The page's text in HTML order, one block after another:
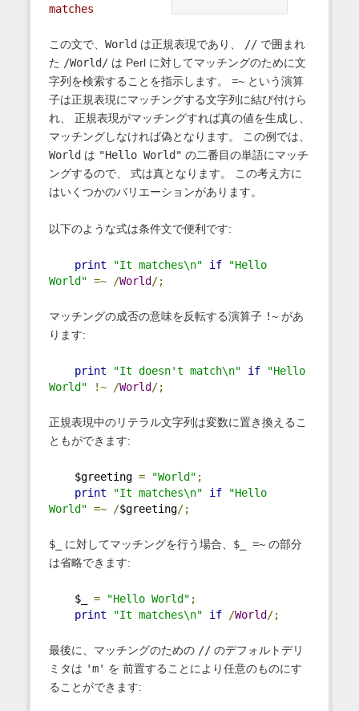
matches
この文で、 World は正規表現であり、 //で囲まれ
た /World/は Perl に対してマッチングのために文
字列を検索することを指示します。 =~という演算
子は正規表現にマッチングする文字列に結び付けら
れ、 正規表現がマッチングすれば真の値を生成し、
マッチングしなければ偽となります。 この例では、
World は "Hello World" の二番目の単語にマッチ
ングするので、 式は真となります。 この考え方に
はいくつかのバリエーションがあります。
以下のような式は条件文で便利です:
print "It matches\n" if
"Hello
World" =~ /World /;
マッチングの成否の意味を反転する演算子 !~があ
ります:
print "It doesn't match\n" if
"Hello
World"
!~ /World /;
正規表現中のリテラル文字列は変数に置き換えるこ
ともができます:
$greeting = "World" ;
print
"It matches\n" if
"Hello
World" =~ /$greeting/;
$_ に対してマッチングを行う場合、 $_ =~の部分
は省略できます:
$_ = "Hello World" ;
print
"It matches\n" if /World /;
最後に、マッチングのための //のデフォルトデリ
ミタは 'm' を 前置することにより任意のものにす
ることができます: